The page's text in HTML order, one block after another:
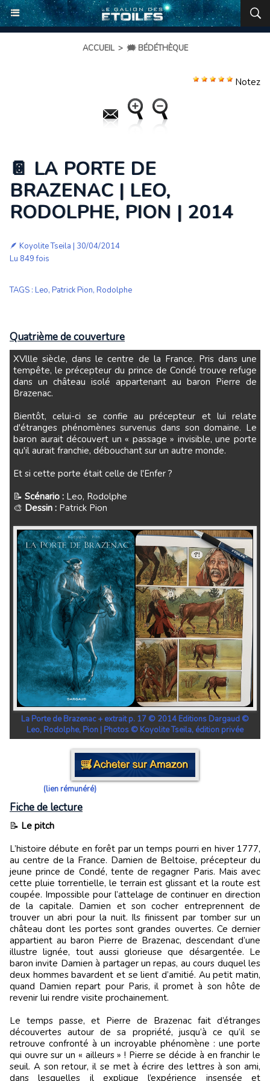
ACCUEIL > 🗯️ BÉDÉTHÈQUE
Notez
📔 LA PORTE DE
BRAZENAC | LEO,
RODOLPHE, PION | 2014
🪶 Koyolite Tseila | 30/04/2014
Lu 849 fois
TAGS : Leo, Patrick Pion, Rodolphe
Quatrième de couverture
XVllle siècle, dans le centre de la France. Pris dans une
tempête, le précepteur du prince de Condé trouve refuge
dans un château isolé appartenant au baron Pierre de
Brazenac.
Bientôt, celui-ci se confie au précepteur et lui relate
d'étranges phénomènes survenus dans son domaine. Le
baron aurait découvert un « passage » invisible, une porte
qu'il aurait franchie, débouchant sur un autre monde.
Et si cette porte était celle de l'Enfer ?
📝 Scénario : Leo, Rodolphe
🎨 Dessin : Patrick Pion
La Porte de Brazenac + extrait p. 17 © 2014 Editions Dargaud ©
Leo, Rodolphe, Pion | Photos © Koyolite Tseila, édition privée
(lien rémunéré)
Fiche de lecture
Le pitch
L’histoire débute en forêt par un temps pourri en hiver 1777,
au centre de la France. Damien de Beltoise, précepteur du
jeune prince de Condé, tente de regagner Paris. Mais avec
cette pluie torrentielle, le terrain est glissant et la route est
coupée. Impossible pour l’attelage de continuer en direction
de la capitale. Damien et son cocher entreprennent de
trouver un abri pour la nuit. Ils finissent par tomber sur un
château dont les portes sont grandes ouvertes. Ce dernier
appartient au baron Pierre de Brazenac, descendant d’une
illustre lignée, tout aussi glorieuse que désargentée. Le
baron invite Damien à partager un repas, au cours duquel les
deux hommes bavardent et se lient d’amitié. Au petit matin,
quand Damien repart pour Paris, il promet à son hôte de
revenir lui rendre visite prochainement.
Le temps passe, et Pierre de Brazenac fait d’étranges
découvertes autour de sa propriété, jusqu’à ce qu’il se
retrouve confronté à un incroyable phénomène : une porte
qui ouvre sur un « ailleurs » ! Pierre se décide à en franchir le
seuil. A son retour, il se met à écrire des lettres à son ami,
dans lesquelles il explique l’expérience insensée et